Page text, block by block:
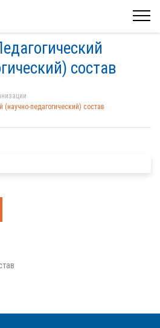
состав
(научно-педагогический) состав